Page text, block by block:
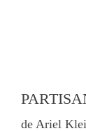
de Ariel